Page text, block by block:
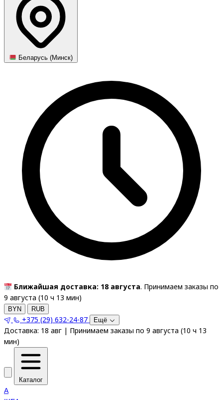
Беларусь (Минск)
Ближайшая доставка: 18 августа. Принимаем заказы по
9 августа (10 ч 13 мин)
BYN RUB
+375 (29) 632-24-87 Ещё
Доставка: 18 авг | Принимаем заказы по 9 августа (10 ч 13
мин)
Каталог
A